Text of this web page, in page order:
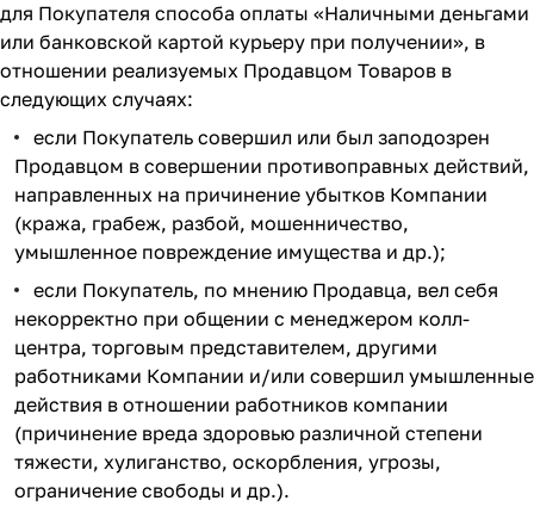
для Покупателя способа оплаты «Наличными деньгами
или банковской картой курьеру при получении», в
отношении реализуемых Продавцом Товаров в
следующих случаях:
если Покупатель совершил или был заподозрен
Продавцом в совершении противоправных действий,
направленных на причинение убытков Компании
(кража, грабеж, разбой, мошенничество,
умышленное повреждение имущества и др.);
если Покупатель, по мнению Продавца, вел себя
некорректно при общении с менеджером колл-
центра, торговым представителем, другими
работниками Компании и/или совершил умышленные
действия в отношении работников компании
(причинение вреда здоровью различной степени
тяжести, хулиганство, оскорбления, угрозы,
ограничение свободы и др.).